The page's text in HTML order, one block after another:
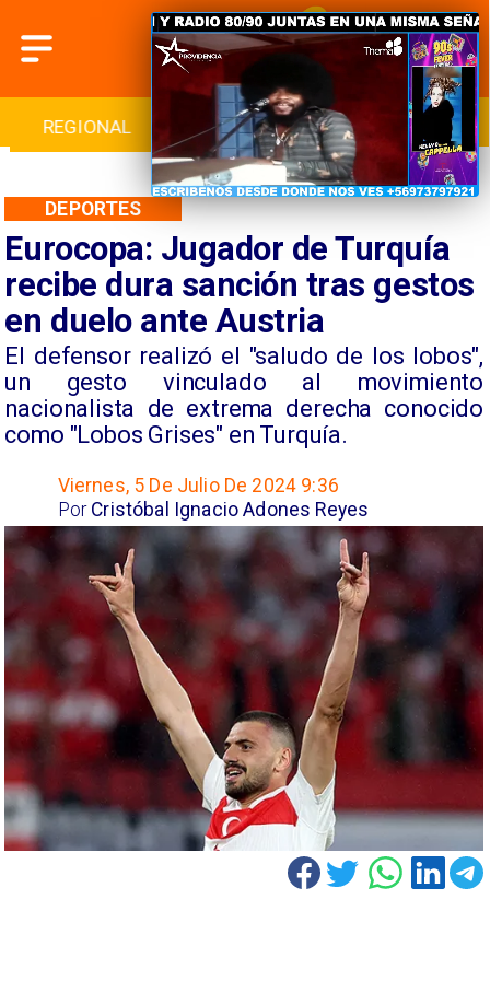
INTERNACIONAL DEPORTES CULTURA
Eurocopa: Jugador de Turquía
recibe dura sanción tras gestos
en duelo ante Austria
​El defensor realizó el "saludo de los lobos",
un gesto vinculado al movimiento
nacionalista de extrema derecha conocido
como "Lobos Grises" en Turquía.
DEPORTES
Viernes, 5 De Julio De 2024 9:36
Cristóbal Ignacio Adones Reyes
Por